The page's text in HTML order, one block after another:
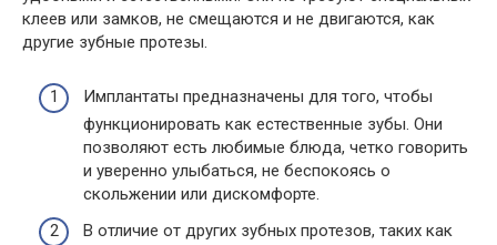
клеев или замков, не смещаются и не двигаются, как
другие зубные протезы.
Имплантаты предназначены для того, чтобы
функционировать как естественные зубы. Они
позволяют есть любимые блюда, четко говорить
и уверенно улыбаться, не беспокоясь о
скольжении или дискомфорте.
В отличие от других зубных протезов, таких как